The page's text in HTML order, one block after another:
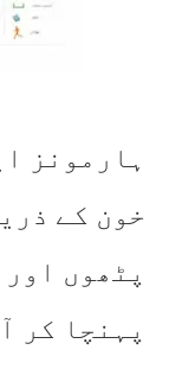
ہارمونز
خون کے
پٹھوں
پہنچا کر